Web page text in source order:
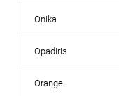
Onika
Opadiris
Orange